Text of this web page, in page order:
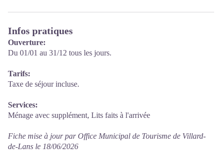
Infos pratiques
Ouverture:
Du 01/01 au 31/12 tous les jours.
Tarifs:
Taxe de séjour incluse.
Services:
Ménage avec supplément, Lits faits à l'arrivée
Fiche mise à jour par Office Municipal de Tourisme de Villard-
de-Lans le 18/06/2026